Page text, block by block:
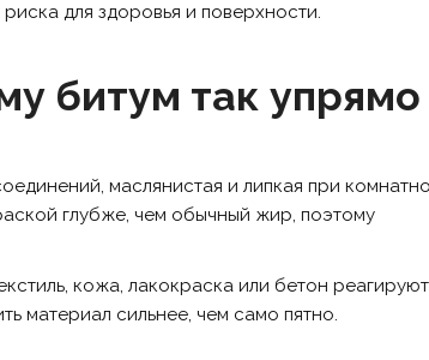
для здоровья и поверхности.
битум так упрямо
маслянистая и липкая при
глубже, чем обычный жир, поэтому
кожа, лакокраска или бетон реагируют
материал сильнее, чем само пятно.